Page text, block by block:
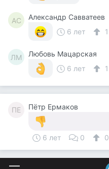
АС
Александр Савватеев
6 лет
1
ЛМ
Любовь Мацарская
6 лет
1
ПЕ Пётр Ермаков
6 лет 0 0